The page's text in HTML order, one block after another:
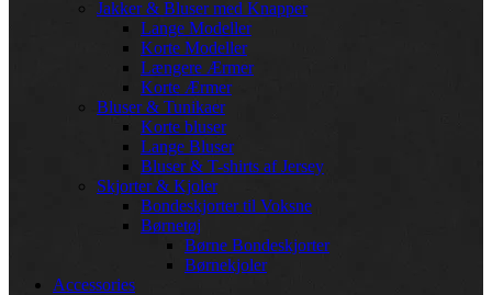
Jakker & Bluser med Knapper
Lange Modeller
Korte Modeller
Længere Ærmer
Korte Ærmer
Bluser & Tunikaer
Korte bluser
Lange Bluser
Bluser & T-shirts af Jersey
Skjorter & Kjoler
Bondeskjorter til Voksne
Børnetøj
Børne Bondeskjorter
Børnekjoler
Accessories